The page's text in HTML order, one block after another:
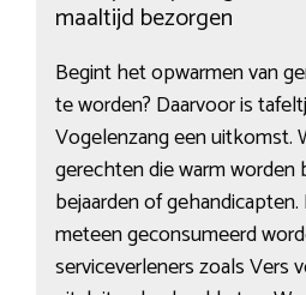
maaltijd bezorgen
Begint het opwarmen van
te worden? Daarvoor is
Vogelenzang een uitkomst.
gerechten die warm worden
bejaarden of
meteen geconsumeerd
serviceverleners zoals Vers